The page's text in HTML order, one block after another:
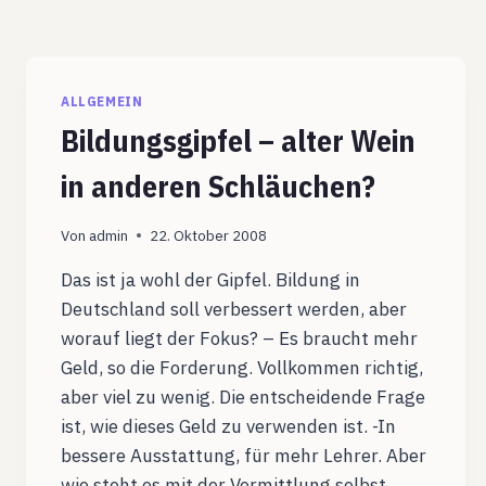
ALLGEMEIN
Bildungsgipfel – alter Wein
in anderen Schläuchen?
Von admin 22. Oktober 2008
Das ist ja wohl der Gipfel. Bildung in
Deutschland soll verbessert werden, aber
worauf liegt der Fokus? – Es braucht mehr
Geld, so die Forderung. Vollkommen richtig,
aber viel zu wenig. Die entscheidende Frage
ist, wie dieses Geld zu verwenden ist. -In
bessere Ausstattung, für mehr Lehrer. Aber